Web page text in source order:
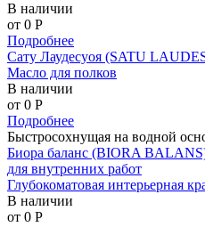
В наличии
от 0 P
Подробнее
Сату Лаудесуоя (SATU
Масло для полков
В наличии
от 0 P
Подробнее
Быстросохнущая на водной
Биора баланс (BIORA
для внутренних работ
Глубокоматовая интерьерная
В наличии
от 0 P